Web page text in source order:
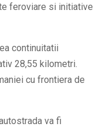
feroviare si initiative
continuitatii
28,55 kilometri.
cu frontiera de
va fi